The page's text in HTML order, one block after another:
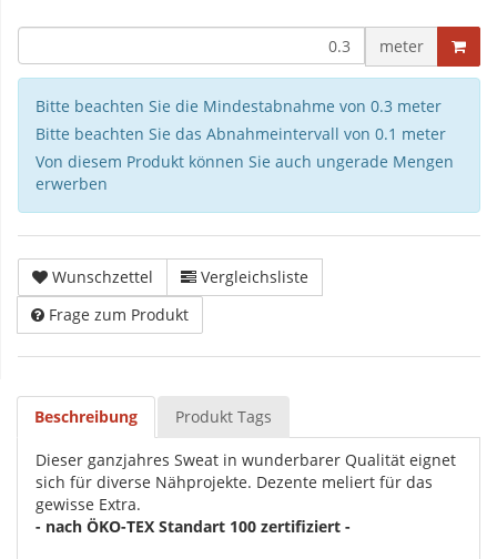
meter
Bitte beachten Sie die Mindestabnahme von 0.3 meter
Bitte beachten Sie das Abnahmeintervall von 0.1 meter
Von diesem Produkt können Sie auch ungerade Mengen
erwerben
Wunschzettel
Vergleichsliste
Frage zum Produkt
Beschreibung Produkt Tags
Dieser ganzjahres Sweat in wunderbarer Qualität eignet
sich für diverse Nähprojekte. Dezente meliert für das
gewisse Extra.
- nach ÖKO-TEX Standart 100 zertifiziert -